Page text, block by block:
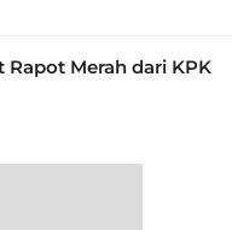
Merah dari KPK